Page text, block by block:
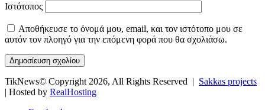
Ιστότοπος
Αποθήκευσε το όνομά μου, email, και τον ιστότοπο μου σε
αυτόν τον πλοηγό για την επόμενη φορά που θα σχολιάσω.
TikNews© Copyright 2026, All Rights Reserved | Sakkas projects
| Hosted by RealHosting